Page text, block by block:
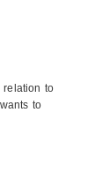
relation to
to